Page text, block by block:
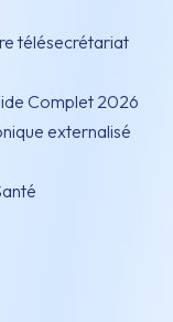
télésecrétariat
Complet 2026
externalisé